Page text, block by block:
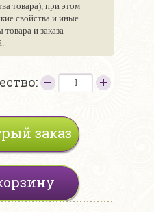
товара), при этом
свойства и иные
и заказа
заказ